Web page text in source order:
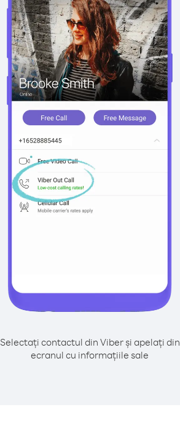
Selectați contactul din Viber și apelați din
ecranul cu informațiile sale